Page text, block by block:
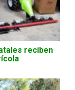
reciben